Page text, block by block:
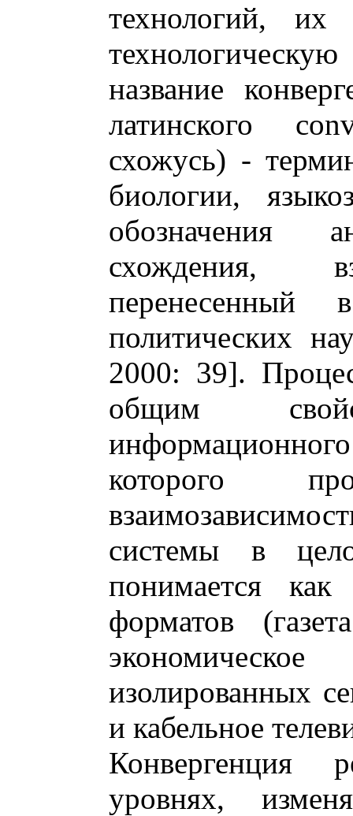
технологий,
название
латинского
схожусь) -
биологии,
обозначения
схождения,
перенесенный
политических
2000: 39].
общим
которого
системы в
понимается как
форматов
изолированных
и кабельное
Конвергенция
уровнях,